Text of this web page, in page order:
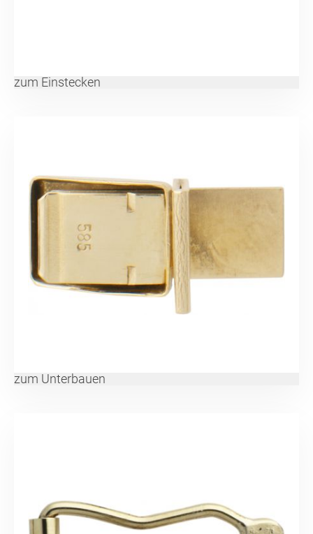
zum Einstecken
zum Unterbauen